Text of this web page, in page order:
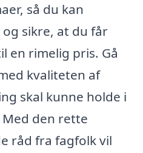
så du kan
sikre, at du får
en rimelig pris. Gå
kvaliteten af
skal kunne holde i
den rette
råd fra fagfolk vil